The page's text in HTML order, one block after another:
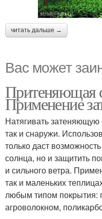
читать дальше →
Вас может
Притеняющая
Применение
Натягивать затеняющую
так и снаружи.
только даст
солнца, но и защитить
и сильного ветра.
так и маленьких
любым типом покрытия:
агроволокном,